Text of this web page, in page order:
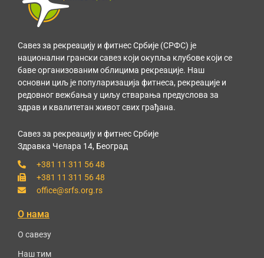
Савез за рекреацију и фитнес Србије (СРФС) је
национални грански савез који окупља клубове који се
баве организованим облицима рекреације. Наш
основни циљ је популаризација фитнеса, рекреације и
редовног вежбања у циљу стварања предуслова за
здрав и квалитетан живот свих грађана.
Савез за рекреацију и фитнес Србије
Здравка Челара 14, Београд
+381 11 311 56 48
+381 11 311 56 48
office@srfs.org.rs
О нама
О савезу
Наш тим